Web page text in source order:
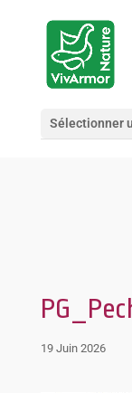
Sélectionner
19 Juin 2026